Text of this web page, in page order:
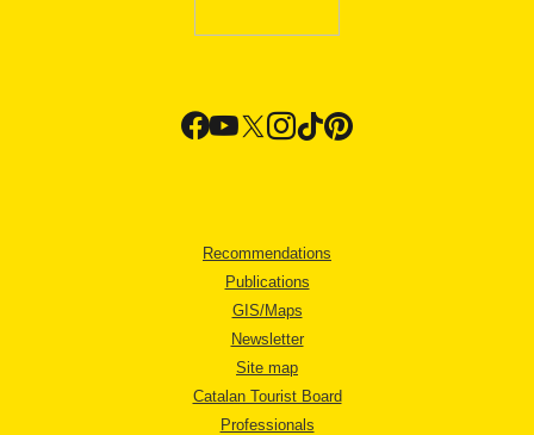
Recommendations
Publications
GIS/Maps
Newsletter
Site map
Catalan Tourist Board
Professionals